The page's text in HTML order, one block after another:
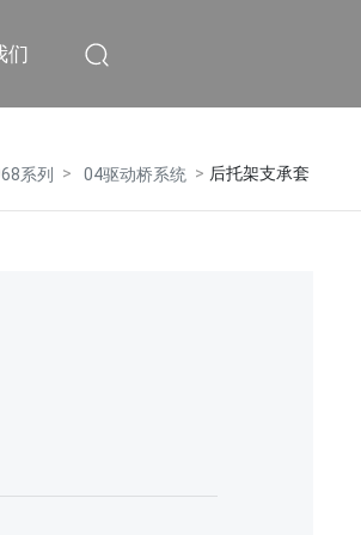
们
系列 04驱动桥系统 后托架支承套